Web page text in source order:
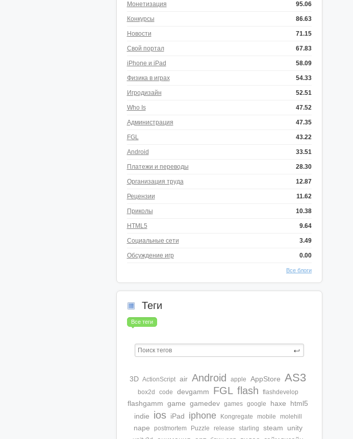
Монетизация 95.06
Конкурсы 86.63
Новости 71.15
Свой портал 67.83
iPhone и iPad 58.09
Физика в играх 54.33
Игродизайн 52.51
Who Is 47.52
Администрация 47.35
FGL 43.22
Android 33.51
Платежи и переводы 28.30
Организация труда 12.87
Рецензии 11.62
Приколы 10.38
HTML5 9.64
Социальные сети 3.49
Обсуждение игр 0.00
Все блоги
Теги
Все теги
3D ActionScript air Android apple AppStore AS3
box2d code devgamm FGL flash flashdevelop
flashgamm game gamedev games google haxe
html5
indie
ios iPad iphone Kongregate mobile molehill
nape postmortem Puzzle release starling steam unity